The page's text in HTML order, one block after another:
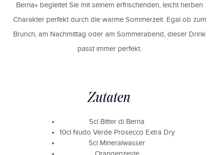
Berna» begleitet Sie mit seinem erfrischenden, leicht herben
Charakter perfekt durch die warme Sommerzeit. Egal ob zum
Brunch, am Nachmittag oder am Sommerabend, dieser Drink
passt immer perfekt.
Zutaten
5cl Bitter di Berna
10cl Nudo Verde Prosecco Extra Dry
5cl Mineralwasser